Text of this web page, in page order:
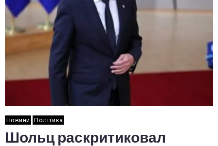
Новини Політика
Шольц раскритиковал